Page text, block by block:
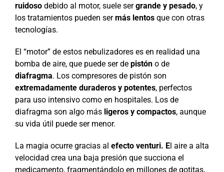
ruidosodebido al motor, suele sergrande y pesado, y
los tratamientos pueden sermás lentosque con otras
tecnologías.
El “motor” de estos nebulizadores es en realidad una
bomba de aire, que puede ser de pistóno de
diafragma. Los compresores de pistón son
extremadamente duraderos y potentes, perfectos
para uso intensivo como en hospitales. Los de
diafragma son algo más ligeros y compactos, aunque
su vida útil puede ser menor.
La magia ocurre gracias al efecto venturi. El aire a alta
velocidad crea una baja presión que succiona el
medicamento, fragmentándolo en millones de gotitas,